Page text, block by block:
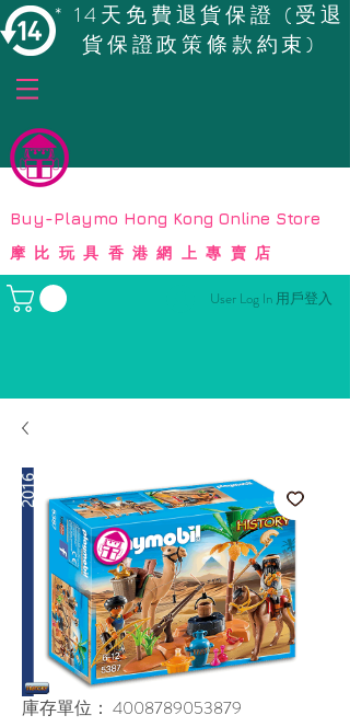
* 14天免費退貨保證 (受退
貨保證政策條款約束)
© Copyright
Buy-Playmo Hong Kong Online Store
摩比玩具香港網上專賣店
User Log In 用戶登入
庫存單位： 4008789053879